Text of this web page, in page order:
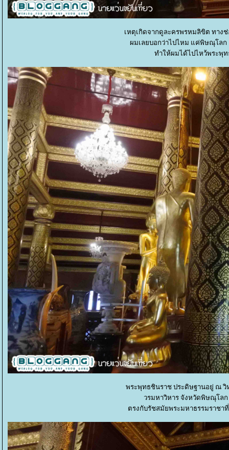
เหตุเกิดจากดูละครพรหมลิขิต ทาง
ผมเลยบอกว่าไปไหม แค่พิษณุโลก
ทำให้ผมได้ไปไหว้พระพุ
พระพุทธชินราช ประดิษฐานอยู่ ณ
วรมหาวิหาร จังหวัดพิษณุโลก
ตรงกับรัชสมัยพระมหาธรรมราช